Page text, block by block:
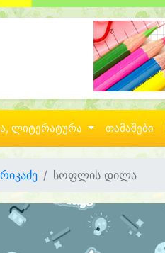
ლიტერატურა თამაშები
სოფლის დილა